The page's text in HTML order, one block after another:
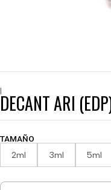
|
DECANT ARI
TAMAÑO
2ml 3ml 5ml